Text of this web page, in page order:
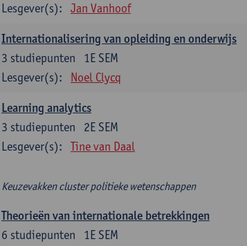
Lesgever(s):
Jan Vanhoof
Internationalisering van opleiding en onderwijs
1E SEM
3 studiepunten
Lesgever(s):
Noel Clycq
Learning analytics
2E SEM
3 studiepunten
Lesgever(s):
Tine van Daal
Keuzevakken cluster politieke wetenschappen
Theorieën van internationale betrekkingen
1E SEM
6 studiepunten